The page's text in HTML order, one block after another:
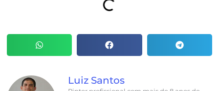
Luiz Santos